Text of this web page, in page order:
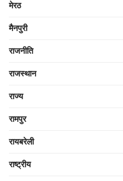
मेरठ
मैनपुरी
राजनीति
राजस्थान
राज्य
रामपुर
रायबरेली
राष्ट्रीय